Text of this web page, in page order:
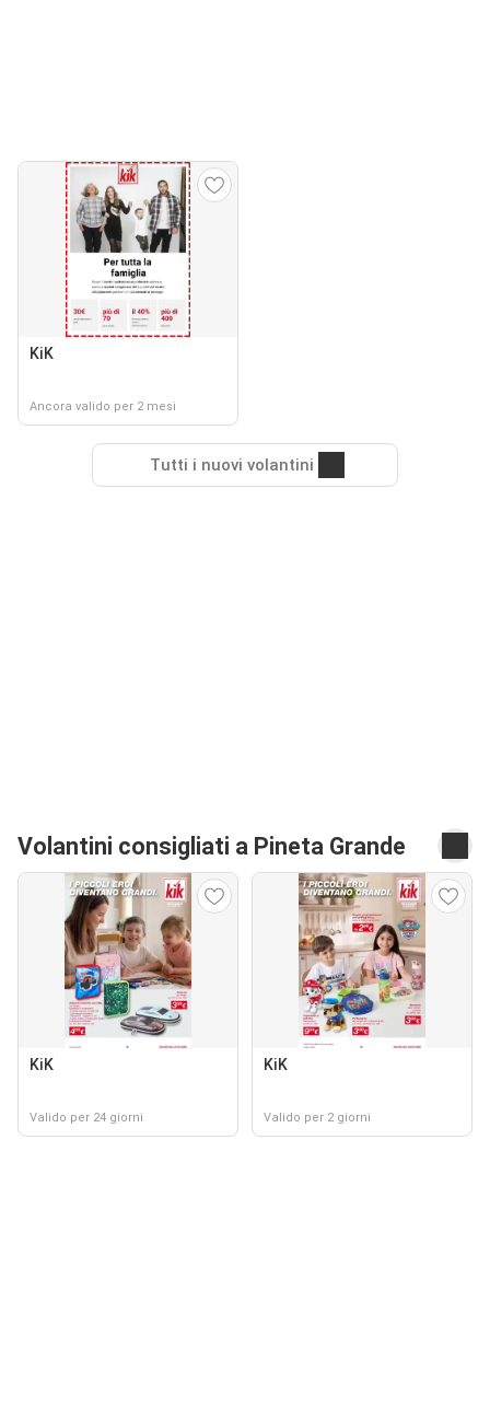
KiK
Ancora valido per 2 mesi
Tutti i nuovi volantini
Volantini consigliati a Pineta Grande
KiK
Valido per 24 giorni
KiK
Valido per 2 giorni